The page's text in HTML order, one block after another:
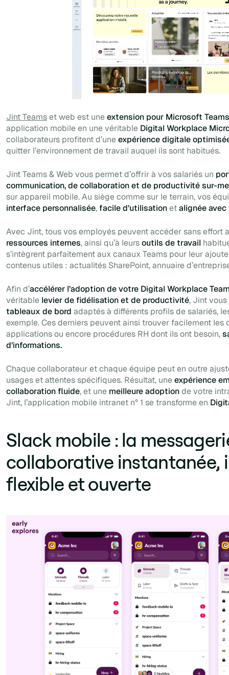
Jint Teamset web est uneextension pour Microsoft
application mobile en une véritable Digital Workplace
collaborateurs profitent d’uneexpérience digitale
quitter l’environnement de travail auquel ils sont habitués.
Jint Teams & Web vous permet d’offrir à vos salariés un
communication, de collaboration et de productivité sur-
sur appareil mobile. Au siège comme sur le terrain, vos
interface personnalisée,facile d’utilisationetalignée
Avec Jint, tous vos employés peuvent accéder sans effort
ressources internes, ainsi qu’à leursoutils de travail
s’intègrent parfaitement aux canaux Teams pour leur
contenus utiles : actualités SharePoint, annuaire
Afin d’accélérer l’adoption de votre Digital Workplace
véritable levier de fidélisation et de productivité, Jint
tableaux de bord adaptés à différents profils de salariés,
exemple. Ces derniers peuvent ainsi trouver facilement les
applications ou encore procédures RH dont ils ont besoin,
d’informations.
Chaque collaborateur et chaque équipe peut en outre
usages et attentes spécifiques. Résultat, uneexpérience
collaboration fluide, et une meilleure adoptionde votre
Jint, l’application mobile intranet n° 1 se transforme en
Slack mobile : la
collaborative instantanée,
flexible et ouverte